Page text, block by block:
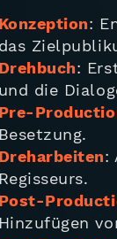
Konzeption:
das
Drehbuch:
und die
Pre-
Besetzung.
Dreharbeiten:
Regisseurs.
Post-
Hinzufügen